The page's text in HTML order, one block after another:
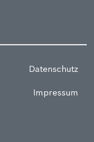
Datenschutz
Impressum